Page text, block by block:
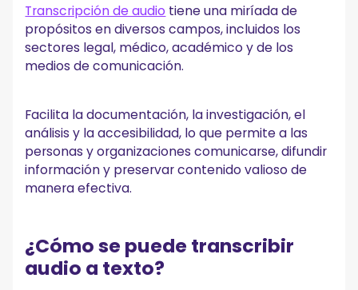
Transcripción de audio tiene una miríada de
propósitos en diversos campos, incluidos los
sectores legal, médico, académico y de los
medios de comunicación.
Facilita la documentación, la investigación, el
análisis y la accesibilidad, lo que permite a las
personas y organizaciones comunicarse, difundir
información y preservar contenido valioso de
manera efectiva.
¿Cómo se puede transcribir
audio a texto?